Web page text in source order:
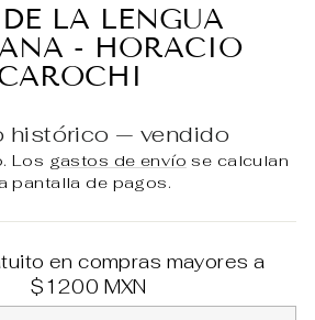
LA LENGUA
- HORACIO
histórico — vendido
Los gastos de envío se calculan
pantalla de pagos.
en compras mayores a
$1200 MXN